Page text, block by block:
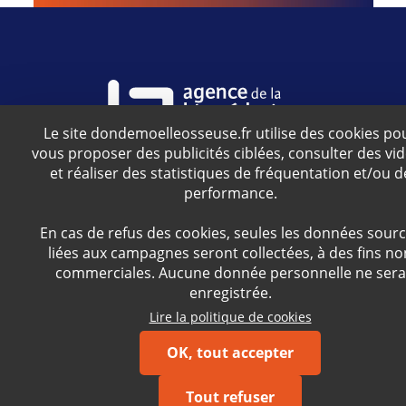
Agence relevant du ministère de la Santé
FacebookTwitterYouTubeInstagram
S'inscrire à la newsletter
Version 5.2.0
© Agence de la biomédecine - 2026 Mentions légales
Politique des cookies
Accessibilité
Contact À partager
Le site dondemoelleosseuse.fr utilise des cookies
vous proposer des publicités ciblées, consulter des
et réaliser des statistiques de fréquentation et/ou
performance.
En cas de refus des cookies, seules les données
liées aux campagnes seront collectées, à des fins
commerciales. Aucune donnée personnelle ne sera
enregistrée.
OK, tout accepter
Tout refuser
Lire la politique de cookies